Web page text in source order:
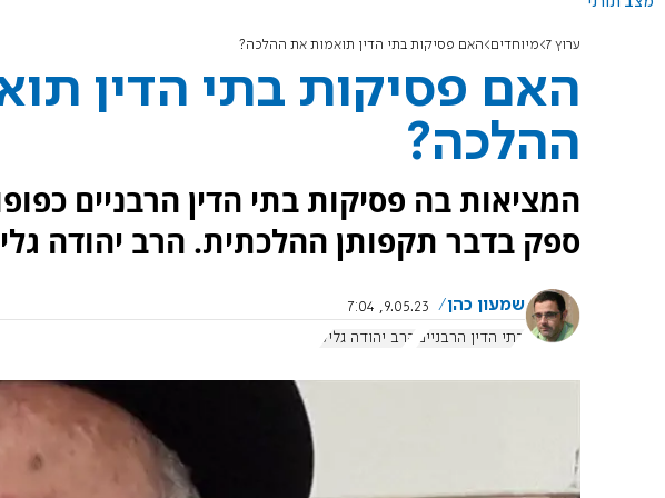
ערוץ 7 מיוחדים האם פסיקות בתי הדין תואמות את ההלכה?
האם פסיקות בתי הדין
ההלכה?
המציאות בה פסיקות בתי הדין הרבניים
ספק בדבר תקפותן ההלכתית. הרב יהודה
שמעון כהן
9.05.23, 7:04
בתי הדין הרבניים הרב יהודה גליק